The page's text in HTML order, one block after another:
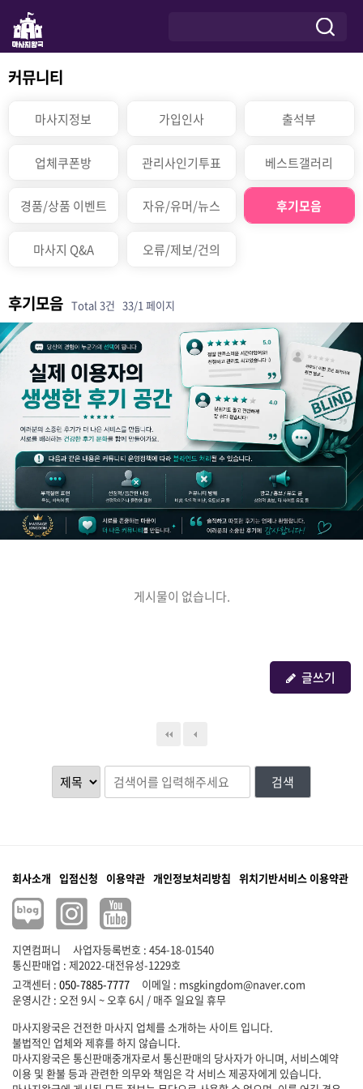
커뮤니티
마사지정보 가입인사 출석부
업체쿠폰방 관리사인기투표 베스트갤러리
경품/상품 이벤트 자유/유머/뉴스 후기모음
마사지 Q&A 오류/제보/건의
후기모음 Total 3건 33/1 페이지
게시물이 없습니다.
글쓰기
검색
회사소개 입점신청 이용약관 개인정보처리방침 위치기반서비스 이용약관
지연컴퍼니
사업자등록번호 : 454-18-01540
통신판매업 : 제2022-대전유성-1229호
고객센터 : 050-7885-7777 이메일 : msgkingdom@naver.com
마사지왕국은 건전한 마사지 업체를 소개하는 사이트 입니다.
불법적인 업체와 제휴를 하지 않습니다.
마사지왕국은 통신판매중개자로서 통신판매의 당사자가 아니며, 서비스예약
이용 및 환불 등과 관련한 의무와 책임은 각 서비스 제공자에게 있습니다.